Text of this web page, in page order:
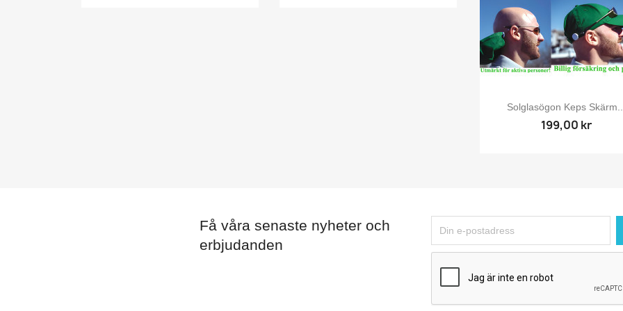
 Snabbvy
Solglasögon Keps
199,00 kr
Få våra senaste nyheter och
erbjudanden